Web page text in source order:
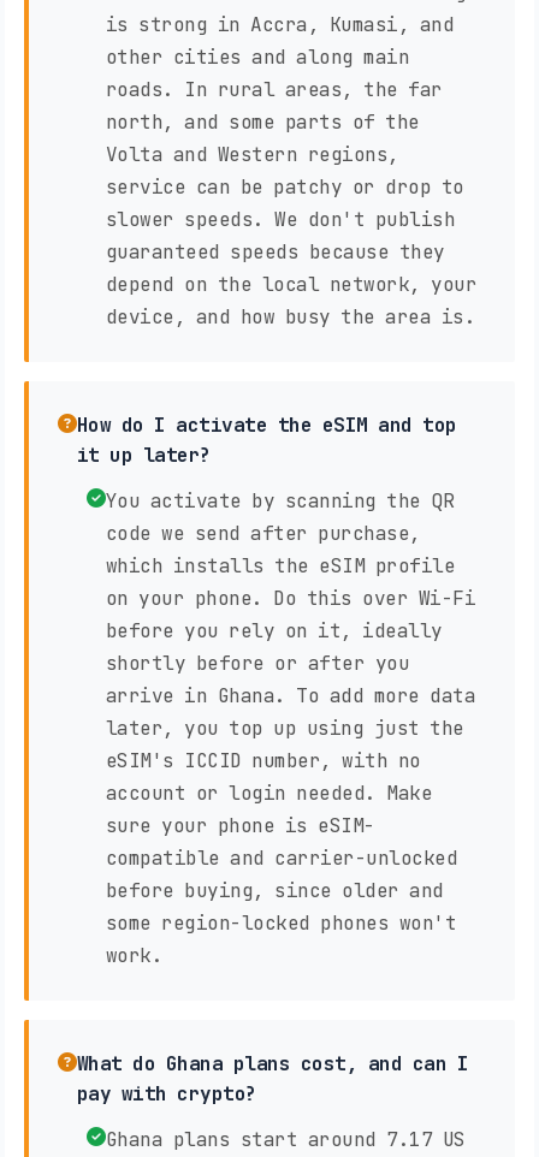
is strong in Accra, Kumasi, and
other cities and along main
roads. In rural areas, the far
north, and some parts of the
Volta and Western regions,
service can be patchy or drop to
slower speeds. We don't publish
guaranteed speeds because they
depend on the local network, your
device, and how busy the area is.
How do I activate the eSIM and top
it up later?
You activate by scanning the QR
code we send after purchase,
which installs the eSIM profile
on your phone. Do this over Wi-Fi
before you rely on it, ideally
shortly before or after you
arrive in Ghana. To add more data
later, you top up using just the
eSIM's ICCID number, with no
account or login needed. Make
sure your phone is eSIM-
compatible and carrier-unlocked
before buying, since older and
some region-locked phones won't
work.
What do Ghana plans cost, and can I
pay with crypto?
Ghana plans start around 7.17 US